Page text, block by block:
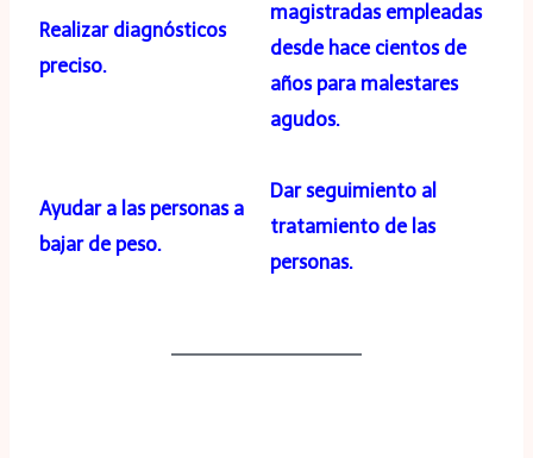
Realizar diagnósticos
preciso.
magistradas empleadas
desde hace cientos de
años para malestares
agudos.
Ayudar a las personas a
bajar de peso.
Dar seguimiento al
tratamiento de las
personas.